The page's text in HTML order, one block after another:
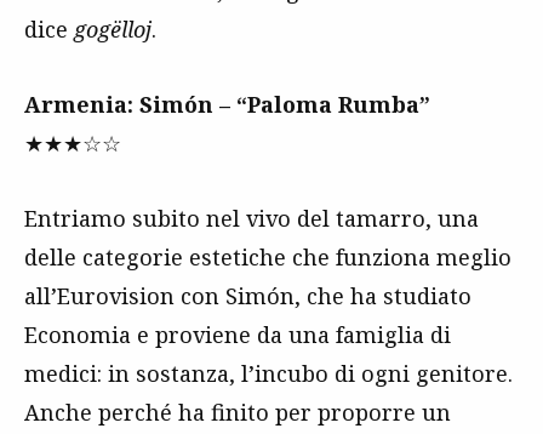
dice gogëlloj.
Armenia: Simón – “Paloma Rumba”
★★★☆☆
Entriamo subito nel vivo del tamarro, una
delle categorie estetiche che funziona meglio
all’Eurovision con Simón, che ha studiato
Economia e proviene da una famiglia di
medici: in sostanza, l’incubo di ogni genitore.
Anche perché ha finito per proporre un